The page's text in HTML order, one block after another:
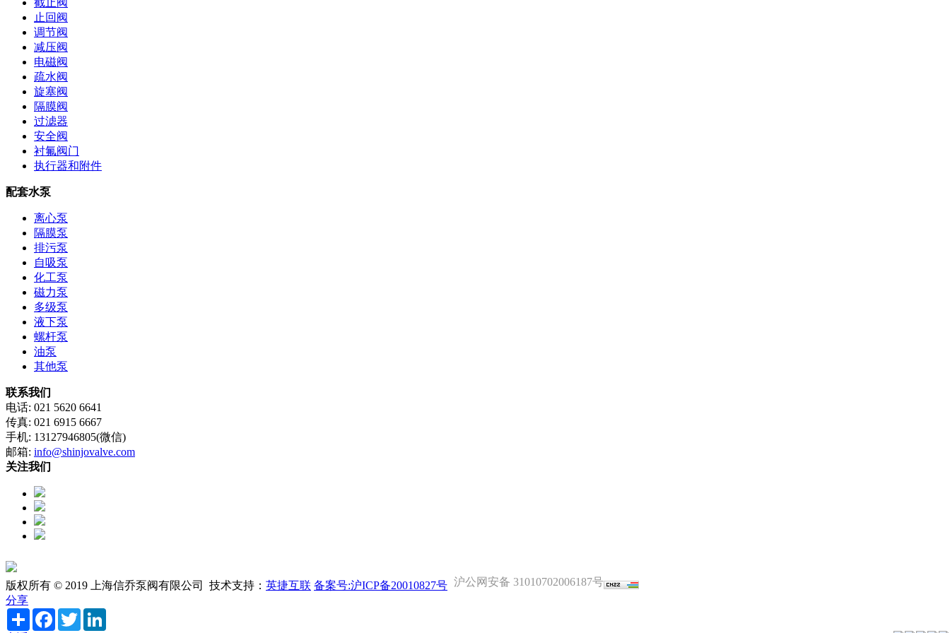
止回阀
调节阀
减压阀
电磁阀
疏水阀
旋塞阀
隔膜阀
过滤器
安全阀
衬氟阀门
执行器和附件
配套水泵
离心泵
隔膜泵
排污泵
自吸泵
化工泵
磁力泵
多级泵
液下泵
螺杆泵
油泵
其他泵
联系我们
电话: 021 5620 6641
传真: 021 6915 6667
手机: 13127946805(微信)
邮箱: info@shinjovalve.com
关注我们
版权所有 © 2019 上海信乔泵阀有限公司 技术支持： 英捷互联 备案号:沪ICP备20010827号 沪公网安备 31010702006187号
分享
Share FacebookTwitter